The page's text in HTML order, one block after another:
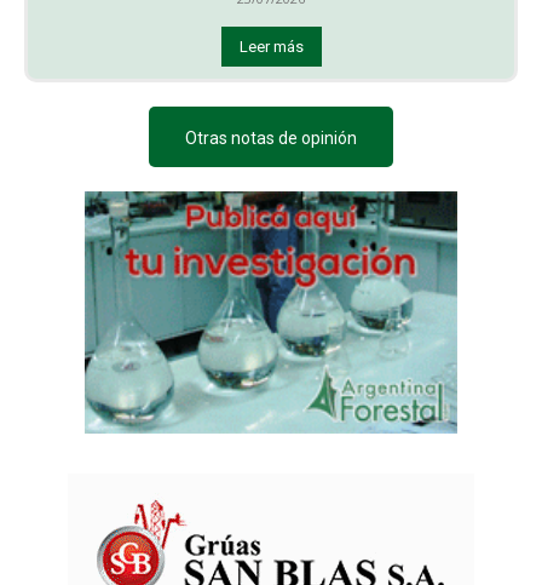
Leer más
Otras notas de opinión